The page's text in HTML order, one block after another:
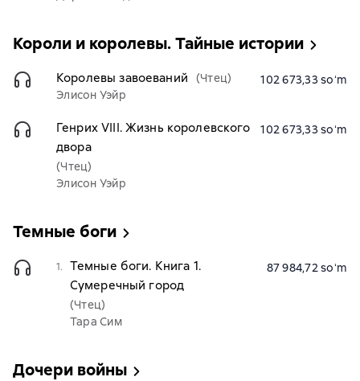
Короли и королевы. Тайные истории
Королевы завоеваний
(Чтец)
Элисон Уэйр
102 673,33 soʻm
Генрих VIII. Жизнь королевского
двора
(Чтец)
Элисон Уэйр
102 673,33 soʻm
Темные боги
1.
Темные боги. Книга 1.
Сумеречный город
(Чтец)
Тара Сим
87 984,72 soʻm
Дочери войны